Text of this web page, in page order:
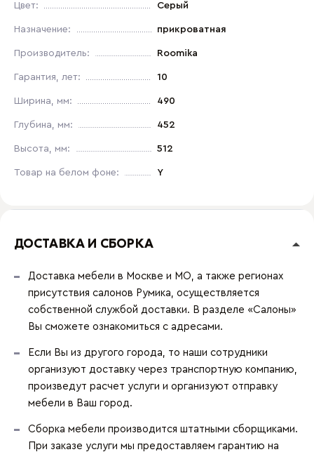
Цвет: Серый
Назначение: прикроватная
Производитель: Roomika
Гарантия, лет: 10
Ширина, мм: 490
Глубина, мм: 452
Высота, мм: 512
Товар на белом фоне: Y
ДОСТАВКА И СБОРКА
Доставка мебели в Москве и МО, а также регионах
присутствия салонов Румика, осуществляется
собственной службой доставки. В разделе «Салоны»
Вы сможете ознакомиться с адресами.
Если Вы из другого города, то наши сотрудники
организуют доставку через транспортную компанию,
произведут расчет услуги и организуют отправку
мебели в Ваш город.
Сборка мебели производится штатными сборщиками.
При заказе услуги мы предоставляем гарантию на